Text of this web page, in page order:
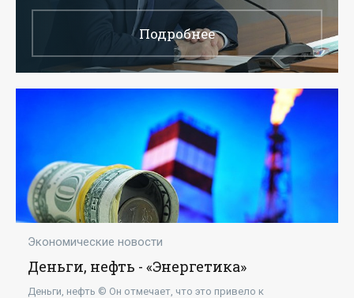
Подробнее
Экономические новости
Деньги, нефть - «Энергетика»
Деньги, нефть © Он отмечает, что это привело к